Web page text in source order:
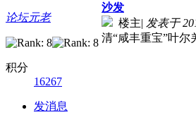
论坛元老
积分
16267
发消息
沙发
楼主| 发表于
清“咸丰重宝”叶尔